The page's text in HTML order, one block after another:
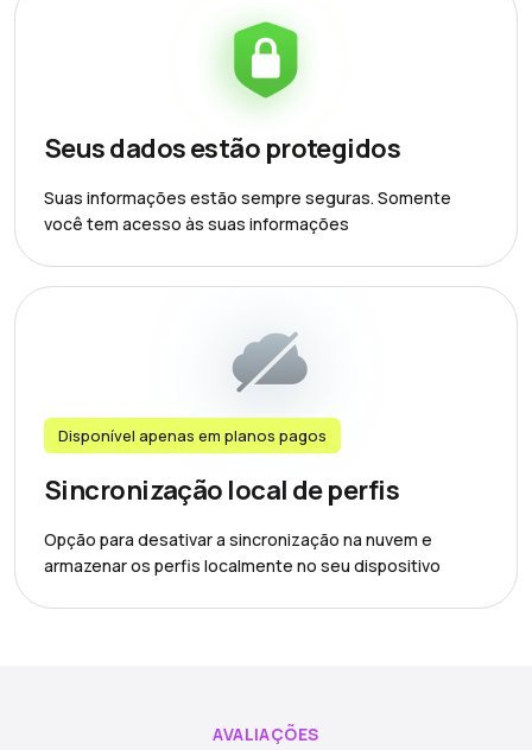
Seus dados estão protegidos
Suas informações estão sempre seguras. Somente
você tem acesso às suas informações
Disponível apenas em planos pagos
Sincronização local de perfis
Opção para desativar a sincronização na nuvem e
armazenar os perfis localmente no seu dispositivo
AVALIAÇÕES